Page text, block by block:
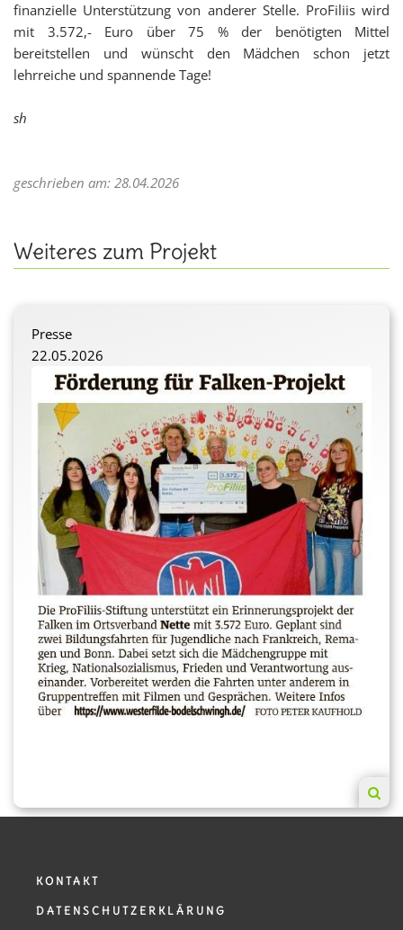
finanzielle Unterstützung von anderer Stelle. ProFiliis wird
mit 3.572,- Euro über 75 % der benötigten Mittel
bereitstellen und wünscht den Mädchen schon jetzt
lehrreiche und spannende Tage!
sh
geschrieben am: 28.04.2026
Weiteres zum Projekt
Presse
22.05.2026
KONTAKT
DATENSCHUTZERKLÄRUNG